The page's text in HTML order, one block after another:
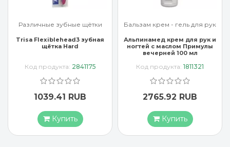
Различные зубные щётки
Trisa Flexiblehead3 зубная
щётка Hard
Код продукта: 2841175
1039.41 RUB
Купить
Бальзам крем - гель для рук
Альпинамед крем для рук и
ногтей с маслом Примулы
вечерней 100 мл
Код продукта: 1811321
2765.92 RUB
Купить